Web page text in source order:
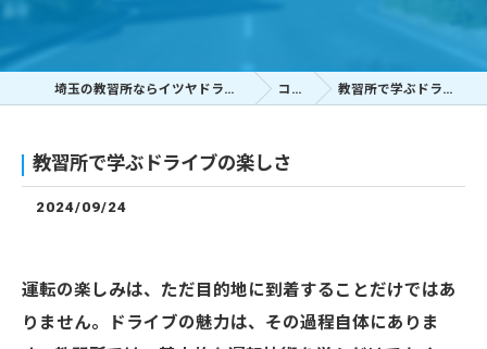
埼玉の教習所ならイツヤドライビングスクール コラム 教習所で学ぶドライブの楽しさ
教習所で学ぶドライブの楽しさ
2024/09/24
運転の楽しみは、ただ目的地に到着することだけではあ
りません。ドライブの魅力は、その過程自体にありま